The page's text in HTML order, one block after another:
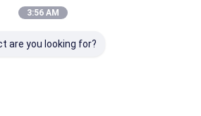
Electronic Technology Ltd.. All Rights
Reserved.
3:56 AM
are you looking for?